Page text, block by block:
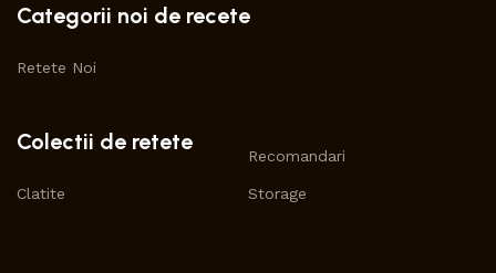
Categorii noi de recete
Retete Noi
Colectii de retete
Clatite
Recomandari
Storage